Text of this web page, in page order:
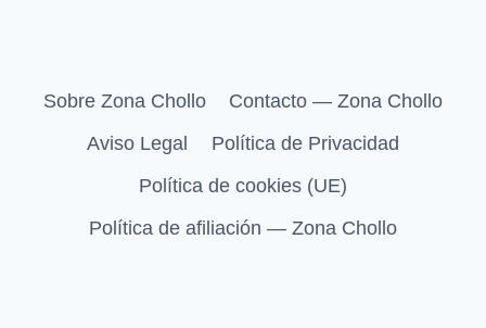
Sobre Zona Chollo
Contacto — Zona Chollo
Aviso Legal
Política de Privacidad
Política de cookies (UE)
Política de afiliación — Zona Chollo